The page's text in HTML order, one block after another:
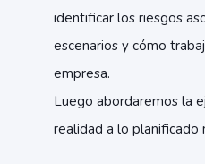
identificar los riesgos
escenarios y cómo
empresa.
Luego abordaremos la
realidad a lo planificado